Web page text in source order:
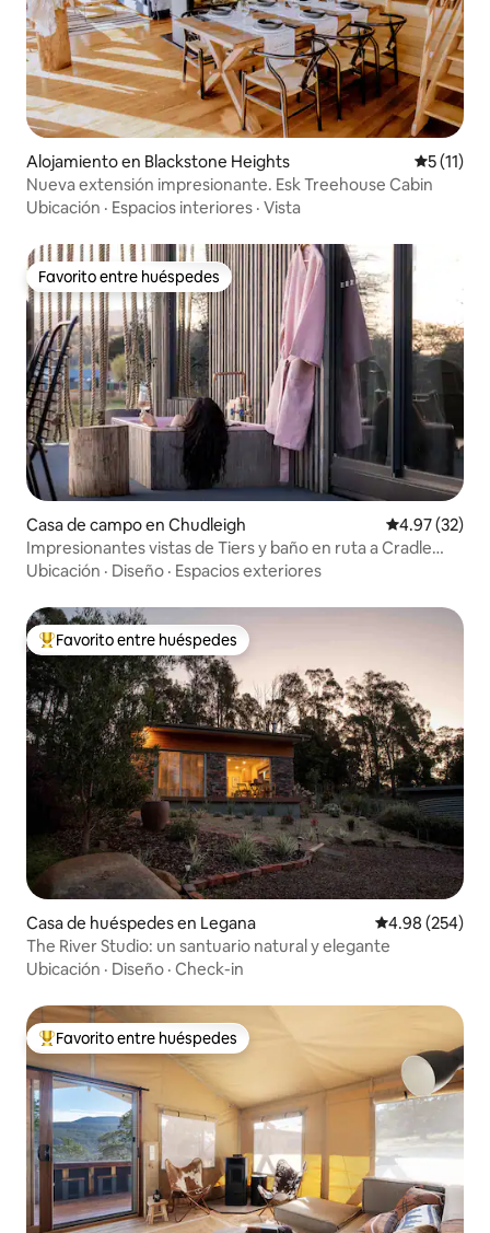
Alojamiento en Blackstone Heights
5 (11)
Nueva extensión impresionante. Esk Treehouse Cabin
Ubicación · Espacios interiores · Vista
Favorito entre huéspedes
Favorito entre huéspedes
Casa de campo en Chudleigh Calificación
4.97 (32)
Impresionantes vistas de Tiers y baño en ruta a Cradle
Mtn
Ubicación · Diseño · Espacios exteriores
Favorito entre huéspedes preferido
Favorito entre huéspedes
Casa de huéspedes en Legana Calificación
4.98 (254)
The River Studio: un santuario natural y elegante
Ubicación · Diseño · Check-in
Favorito entre huéspedes preferido
Favorito entre huéspedes